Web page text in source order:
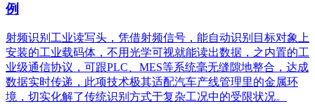
例
射频识别工业读写头，凭借射频信号，能自动识别目标对象上
安装的工业载码体，不用光学可视就能读出数据，之内置的工
业级通信协议，可跟PLC、MES等系统毫无缝隙地整合，达成
数据实时传递，此项技术极其适配汽车产线管理里的金属环
境，切实化解了传统识别方式于复杂工况中的受限状况。